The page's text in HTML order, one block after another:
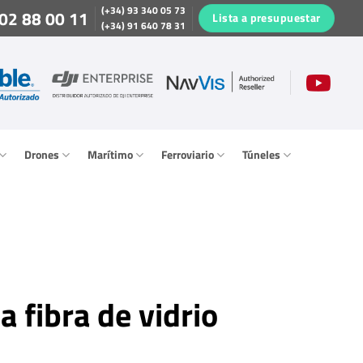
88 00 11
(+34) 93 340 05 73
(+34) 91 640 78 31
Lista a presupuestar
Drones Marítimo Ferroviario Túneles
fibra de vidrio